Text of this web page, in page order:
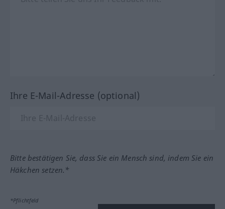
Ihre E-Mail-Adresse (optional)
Bitte bestätigen Sie, dass Sie ein Mensch sind, indem Sie ein
Häkchen setzen.*
*Pflichtfeld